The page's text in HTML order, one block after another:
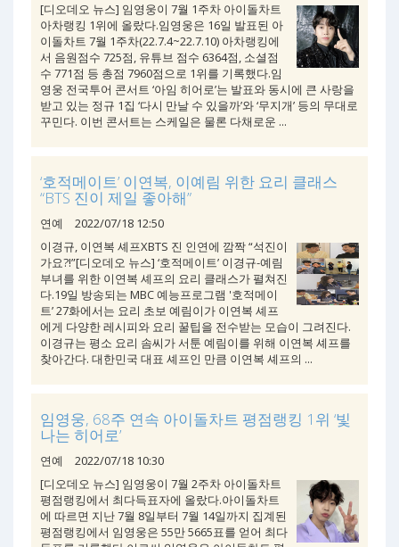
[디오데오 뉴스] 임영웅이 7월 1주차 아이돌차트
아차랭킹 1위에 올랐다.임영웅은 16일 발표된 아
이돌차트 7월 1주차(22.7.4~22.7.10) 아차랭킹에
서 음원점수 725점, 유튜브 점수 6364점, 소셜점
수 771점 등 총점 7960점으로 1위를 기록했다.임
영웅 전국투어 콘서트 ‘아임 히어로’는 발표와 동시에 큰 사랑을
받고 있는 정규 1집 ‘다시 만날 수 있을까’와 ‘무지개’ 등의 무대로
꾸민다. 이번 콘서트는 스케일은 물론 다채로운 ...
‘호적메이트’ 이연복, 이예림 위한 요리 클래스
“BTS 진이 제일 좋아해”
연예
2022/07/18 12:50
이경규, 이연복 셰프XBTS 진 인연에 깜짝 “석진이
가요?!”[디오데오 뉴스] ‘호적메이트’ 이경규-예림
부녀를 위한 이연복 셰프의 요리 클래스가 펼쳐진
다.19일 방송되는 MBC 예능프로그램 '호적메이
트’ 27화에서는 요리 초보 예림이가 이연복 셰프
에게 다양한 레시피와 요리 꿀팁을 전수받는 모습이 그려진다.
이경규는 평소 요리 솜씨가 서툰 예림이를 위해 이연복 셰프를
찾아간다. 대한민국 대표 셰프인 만큼 이연복 셰프의 ...
임영웅, 68주 연속 아이돌차트 평점랭킹 1위 ‘빛
나는 히어로’
연예
2022/07/18 10:30
[디오데오 뉴스] 임영웅이 7월 2주차 아이돌차트
평점랭킹에서 최다득표자에 올랐다.아이돌차트
에 따르면 지난 7월 8일부터 7월 14일까지 집계된
평점랭킹에서 임영웅은 55만 5665표를 얻어 최다